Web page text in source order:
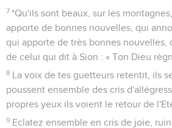
7 *Qu'ils sont beaux, sur les
apporte de bonnes nouvelles, qui
qui apporte de très bonnes nouvelles,
de celui qui dit à Sion : « Ton Dieu
8 La voix de tes guetteurs retentit, ils
poussent ensemble des cris
propres yeux ils voient le retour de
9 Eclatez ensemble en cris de joie,